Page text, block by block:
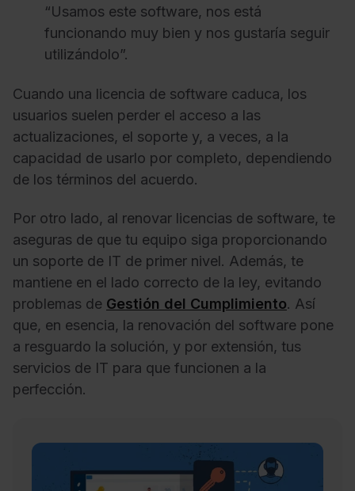
“Usamos este software, nos está
funcionando muy bien y nos gustaría seguir
utilizándolo”.
Cuando una licencia de software caduca, los
usuarios suelen perder el acceso a las
actualizaciones, el soporte y, a veces, a la
capacidad de usarlo por completo, dependiendo
de los términos del acuerdo.
Por otro lado, al renovar licencias de software, te
aseguras de que tu equipo siga proporcionando
un soporte de IT de primer nivel. Además, te
mantiene en el lado correcto de la ley, evitando
problemas de Gestión del Cumplimiento. Así
que, en esencia, la renovación del software pone
a resguardo la solución, y por extensión, tus
servicios de IT para que funcionen a la
perfección.